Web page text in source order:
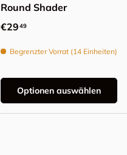
Round Shader
Normaler Preis
€2949
Begrenzter Vorrat (14 Einheiten)
Optionen auswählen